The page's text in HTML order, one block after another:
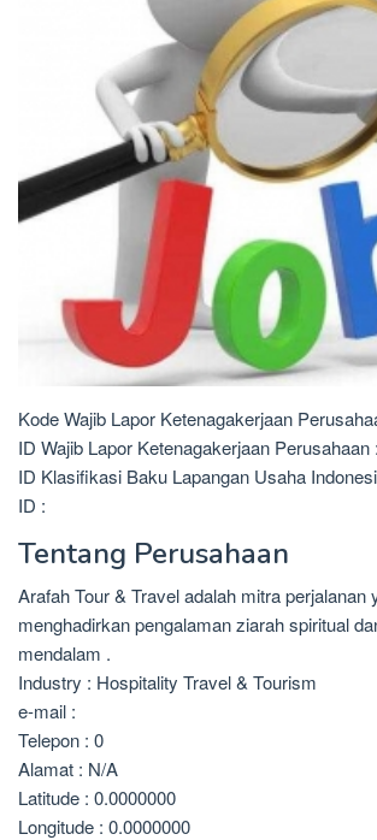
Kode Wajib Lapor Ketenagakerjaan
ID Wajib Lapor Ketenagakerjaan Perusahaan :
ID Klasifikasi Baku Lapangan Usaha
ID :
Tentang Perusahaan
Arafah Tour & Travel adalah mitra perjalanan
menghadirkan pengalaman ziarah spiritual
mendalam .
Industry : Hospitality Travel & Tourism
e-mail :
Telepon : 0
Alamat : N/A
Latitude : 0.0000000
Longitude : 0.0000000